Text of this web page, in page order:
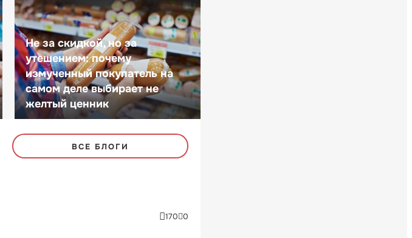
Не за скидкой, но за
утешением: почему
измученный покупатель на
самом деле выбирает не
желтый ценник
ВСЕ БЛОГИ
170 0